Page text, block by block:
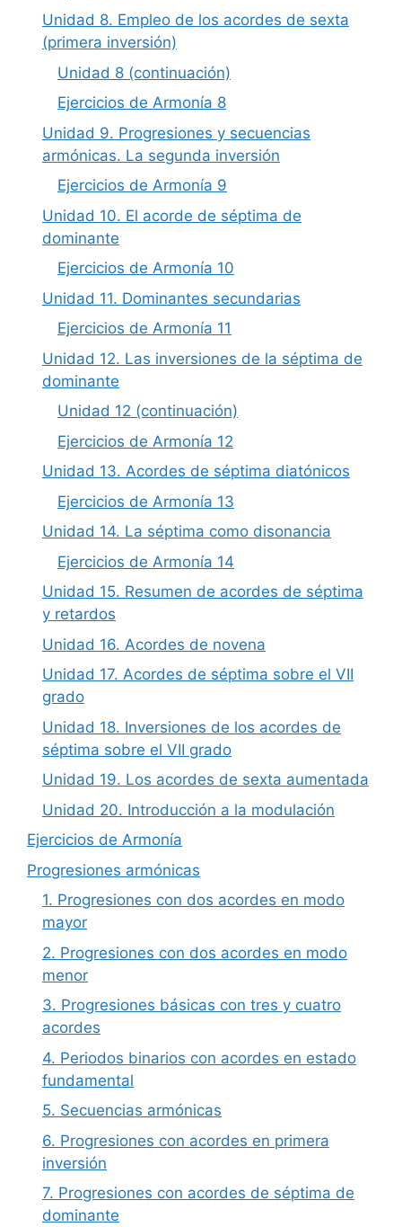
Unidad 8. Empleo de los acordes de sexta
(primera inversión)
Unidad 8 (continuación)
Ejercicios de Armonía 8
Unidad 9. Progresiones y secuencias
armónicas. La segunda inversión
Ejercicios de Armonía 9
Unidad 10. El acorde de séptima de
dominante
Ejercicios de Armonía 10
Unidad 11. Dominantes secundarias
Ejercicios de Armonía 11
Unidad 12. Las inversiones de la séptima de
dominante
Unidad 12 (continuación)
Ejercicios de Armonía 12
Unidad 13. Acordes de séptima diatónicos
Ejercicios de Armonía 13
Unidad 14. La séptima como disonancia
Ejercicios de Armonía 14
Unidad 15. Resumen de acordes de séptima
y retardos
Unidad 16. Acordes de novena
Unidad 17. Acordes de séptima sobre el VII
grado
Unidad 18. Inversiones de los acordes de
séptima sobre el VII grado
Unidad 19. Los acordes de sexta aumentada
Unidad 20. Introducción a la modulación
Ejercicios de Armonía
Progresiones armónicas
1. Progresiones con dos acordes en modo
mayor
2. Progresiones con dos acordes en modo
menor
3. Progresiones básicas con tres y cuatro
acordes
4. Periodos binarios con acordes en estado
fundamental
5. Secuencias armónicas
6. Progresiones con acordes en primera
inversión
7. Progresiones con acordes de séptima de
dominante